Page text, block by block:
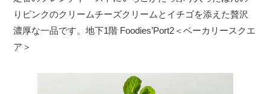
りピンクのクリームチーズクリームとイチゴを添えた贅沢
濃厚な一品です。地下1階 Foodies’Port2＜ベーカリースクエ
ア＞